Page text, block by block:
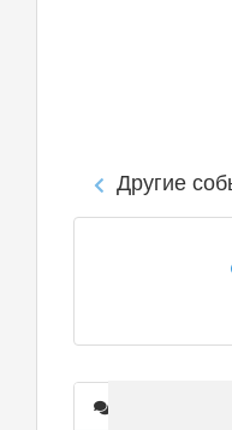
Другие